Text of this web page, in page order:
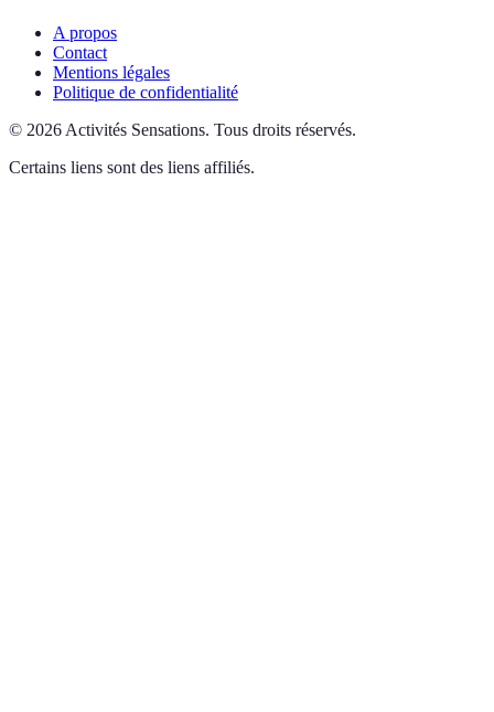
A propos
Contact
Mentions légales
Politique de confidentialité
© 2026 Activités Sensations. Tous droits réservés.
Certains liens sont des liens affiliés.